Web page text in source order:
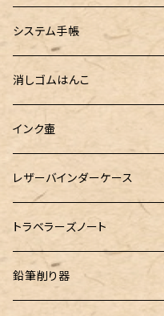
Kaweco（カヴェコ）
AURORA（アウロラ）
LAMY（ラミー）
フェリスホイールプレス
大西製作所
染色カクノ
Kaweco（カヴェコ）
富士瘤クラフト
100% Pencillest 真鍮ペン
フェリスホイールプレス
BENJA メノルカペン
Fisher（フィッシャー）
ラダイト
PARLEY (パーリィー)
ガルフストリーム
NAGASAWA（ナガサワ）
PILOT（パイロット）
アシュフォード
指だけで書けるガラスペン（予約品
リュリュ
セキセイ
寺西化学工業
ガラス工房 LUC
ガラス工房 SAYORI
GLASS STUDIO しなぷす
インクガチャ
セーラー万年筆
100色インク工房
ゆらめくink
PILOT
色彩雫
フェリスホイールプレス
10mlインク
20mlインク
38mlインク
Pelican
インクガチャ
PLATINUM（プラチナ）
こぶた工房
Steef&Co. (スティーフ)
ST Draft 短軸
ST Draft 全軸
DM-1
マーベラスウッド
バディ
マーベラスシャープ
トライカラーボールペン
カヴェコ
カランダッシュ
ロットリング
Ystudio（ワイスタジオ）
ミドリカンパニー
ラダイト
Ruk (ルカ)
LOGステーショナリー
システム手帳
プロッター
ミニ5サイズ
ミニ6サイズ
バイブルサイズ
ダヴィンチ ロロマクラシック
ファイロファックス
アシュフォード
消しゴムはんこ
インク壷
白石ガラス工房
フェリスホイールプレス
レザーバインダーケース
PLOTTER
トラベラーズノート
スターターキット
鉛筆削り器